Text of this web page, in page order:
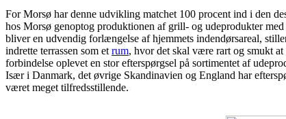
For Morsø har denne udvikling matchet 100 procent ind i den
hos Morsø genoptog produk­tionen af grill- og udeprodukter
bliver en udvendig forlængelse af hjemmets indendørsareal,
indrette terrassen som et rum, hvor det skal være rart og smukt
forbindelse oplevet en stor efterspørgsel på sor­timentet af
Især i Danmark, det øvrige Skandinavien og England har
været meget tilfredsstillende.